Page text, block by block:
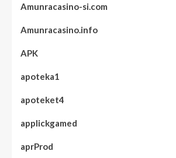
Amunracasino-si.com
Amunracasino.info
APK
apoteka1
apoteket4
applickgamed
aprProd